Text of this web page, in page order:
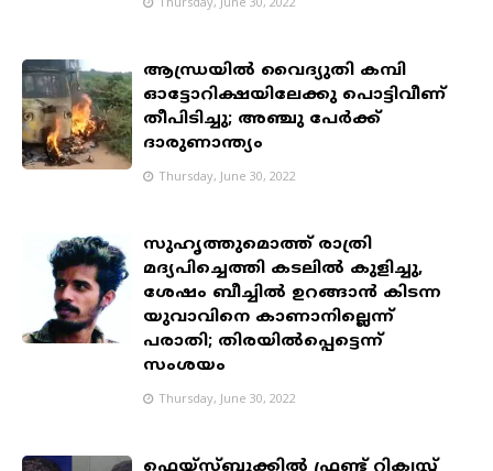
ആന്ധ്രയിൽ വൈദ്യുതി കമ്പി
ഓട്ടോറിക്ഷയിലേക്കു പൊട്ടിവീണ്
തീപിടിച്ചു; അഞ്ചു പേര്‍ക്ക്
ദാരുണാന്ത്യം
Thursday, June 30, 2022
സുഹൃത്തുമൊത്ത് രാത്രി
മദ്യപിച്ചെത്തി കടലില്‍ കുളിച്ചു,
ശേഷം ബീച്ചില്‍ ഉറങ്ങാന്‍ കിടന്ന
യുവാവിനെ കാണാനില്ലെന്ന്
പരാതി; തിരയില്‍പ്പെട്ടെന്ന്
സംശയം
Thursday, June 30, 2022